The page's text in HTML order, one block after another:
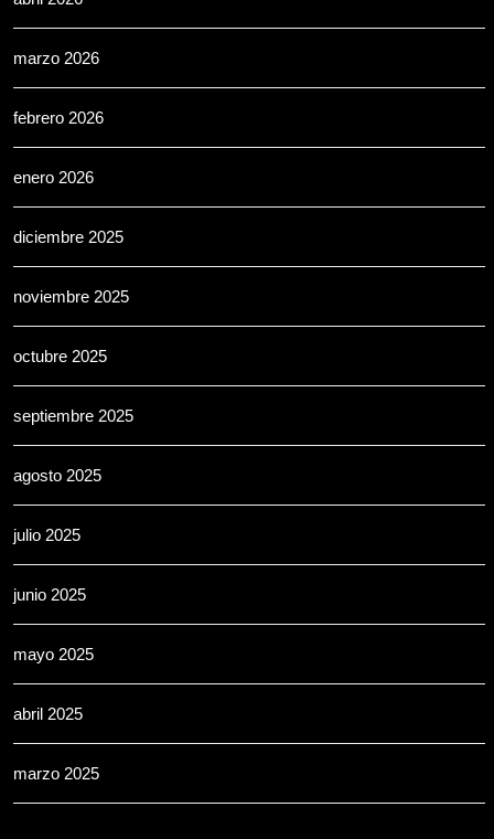
marzo 2026
febrero 2026
enero 2026
diciembre 2025
noviembre 2025
octubre 2025
septiembre 2025
agosto 2025
julio 2025
junio 2025
mayo 2025
abril 2025
marzo 2025